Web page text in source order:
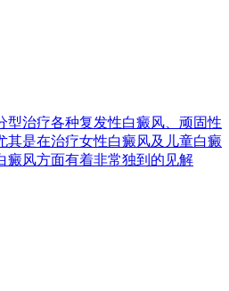
型治疗各种复发性白癜风、顽固性
其是在治疗女性白癜风及儿童白癜
癜风方面有着非常独到的见解